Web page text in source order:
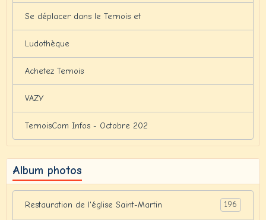
Se déplacer dans le Ternois et
Ludothèque
Achetez Ternois
VAZY
TernoisCom Infos - Octobre 202
Album photos
Restauration de l'église Saint-Martin 196